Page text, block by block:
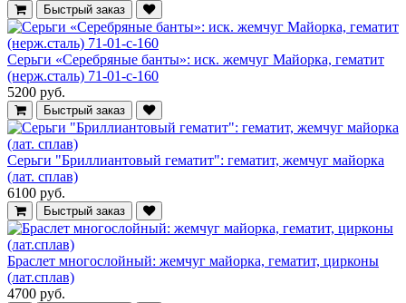
Быстрый заказ
Серьги «Серебряные банты»: иск. жемчуг Майорка, гематит
(нерж.сталь) 71-01-с-160
5200 руб.
Быстрый заказ
Серьги "Бриллиантовый гематит": гематит, жемчуг майорка
(лат. сплав)
6100 руб.
Быстрый заказ
Браслет многослойный: жемчуг майорка, гематит, цирконы
(лат.сплав)
4700 руб.